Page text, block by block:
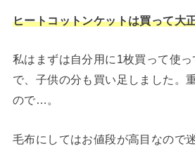
ヒートコットンケットは買って大
私はまずは自分用に1枚買って使
で、子供の分も買い足しました。
ので…。
毛布にしてはお値段が高目なので